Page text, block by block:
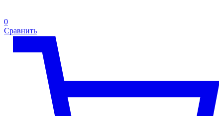
0
Сравнить